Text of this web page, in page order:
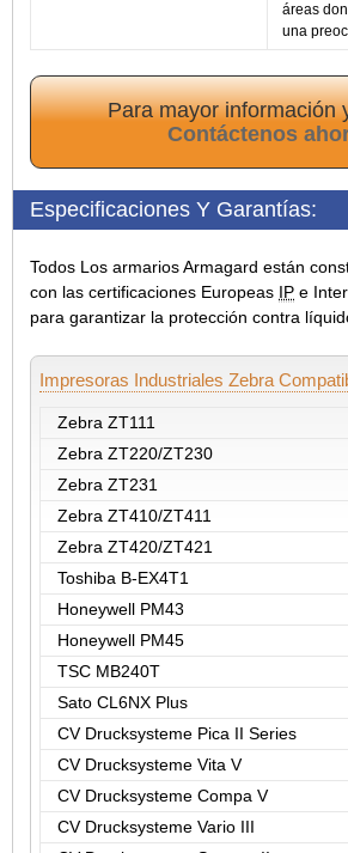
áreas
una
Para mayor información
Contáctenos
Especificaciones Y Garantías:
Todos Los armarios Armagard están
con las certificaciones Europeas IP e
para garantizar la protección contra
Impresoras Industriales Zebra
Zebra ZT111
Zebra ZT220/ZT230
Zebra ZT231
Zebra ZT410/ZT411
Zebra ZT420/ZT421
Toshiba B-EX4T1
Honeywell PM43
Honeywell PM45
TSC MB240T
Sato CL6NX Plus
CV Drucksysteme Pica II Series
CV Drucksysteme Vita V
CV Drucksysteme Compa V
CV Drucksysteme Vario III